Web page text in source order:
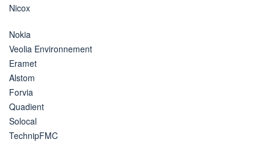
Nicox
Nokia
Veolia Environnement
Eramet
Alstom
Forvia
Quadient
Solocal
TechnipFMC